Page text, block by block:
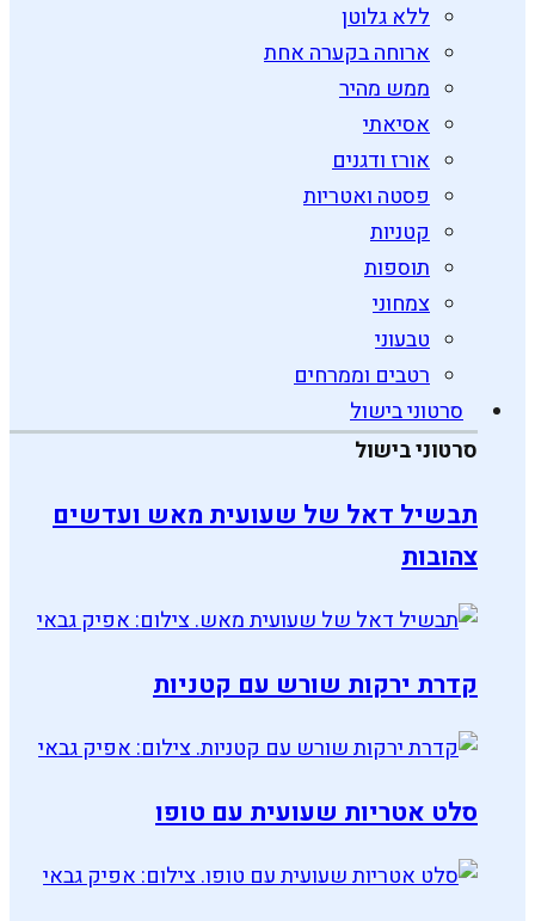
ללא גלוטן
ארוחה בקערה אחת
ממש מהיר
אסיאתי
אורז ודגנים
פסטה ואטריות
קטניות
תוספות
צמחוני
טבעוני
רטבים וממרחים
סרטוני בישול
סרטוני בישול
תבשיל דאל של שעועית מאש ועדשים
צהובות
קדרת ירקות שורש עם קטניות
סלט אטריות שעועית עם טופו